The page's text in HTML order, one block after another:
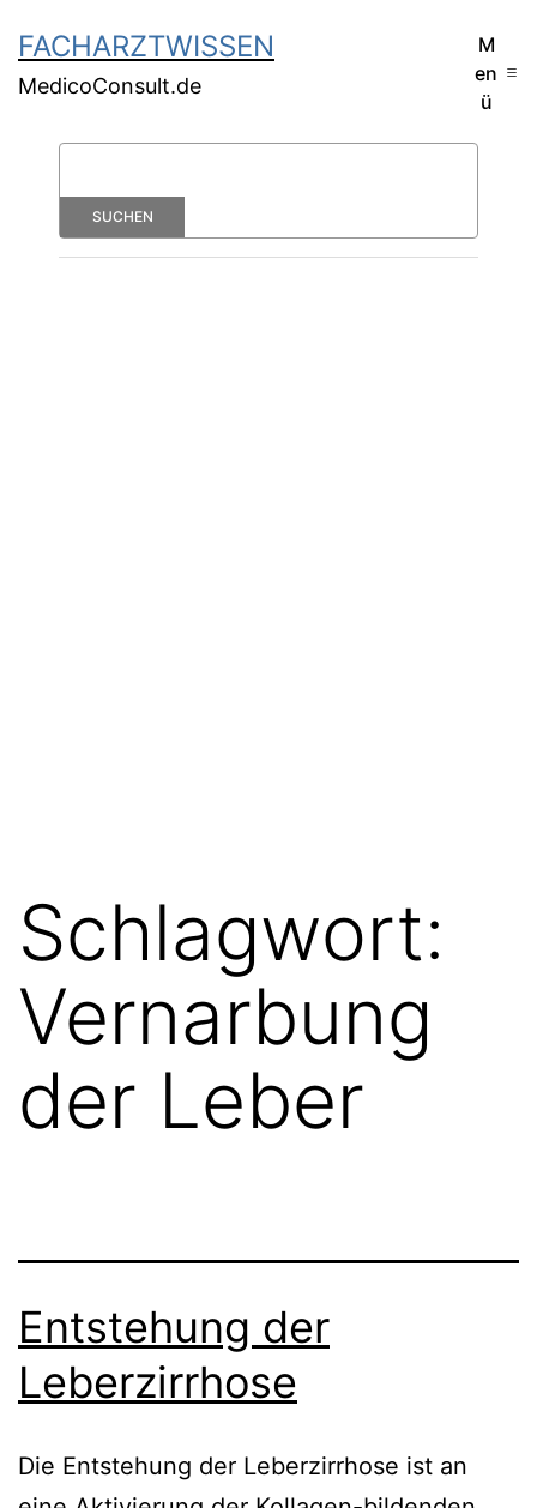
FACHARZTWISSEN
MedicoConsult.de
M
en
ü
Schlagwort:
Vernarbung
der Leber
Entstehung der
Leberzirrhose
Die Entstehung der Leberzirrhose ist an